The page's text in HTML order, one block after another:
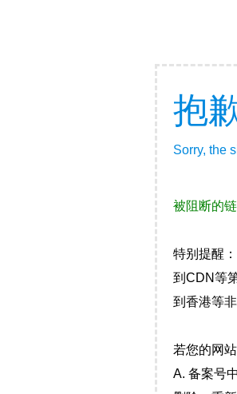
抱
Sorry, the
被阻断的链
特别提醒
到CDN等
到香港等
若您的网
A. 备案号